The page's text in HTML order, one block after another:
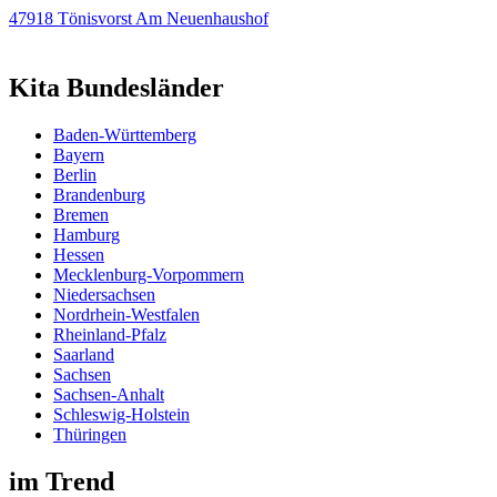
47918 Tönisvorst Am Neuenhaushof
Kita Bundesländer
Baden-Württemberg
Bayern
Berlin
Brandenburg
Bremen
Hamburg
Hessen
Mecklenburg-Vorpommern
Niedersachsen
Nordrhein-Westfalen
Rheinland-Pfalz
Saarland
Sachsen
Sachsen-Anhalt
Schleswig-Holstein
Thüringen
im Trend